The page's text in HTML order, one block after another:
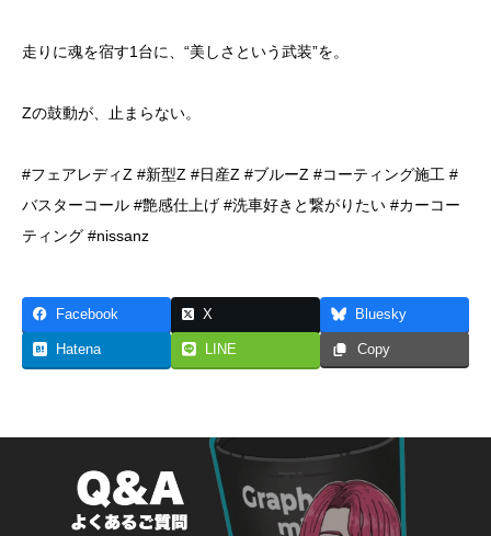
走りに魂を宿す1台に、“美しさという武装”を。
Zの鼓動が、止まらない。
#フェアレディZ #新型Z #日産Z #ブルーZ #コーティング施工 #
バスターコール #艶感仕上げ #洗車好きと繋がりたい #カーコー
ティング #nissanz
Facebook X Bluesky
Hatena LINE Copy